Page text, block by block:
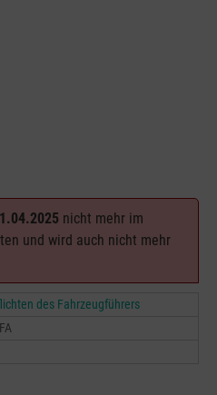
nicht mehr im
und wird auch nicht mehr
des Fahrzeugführers